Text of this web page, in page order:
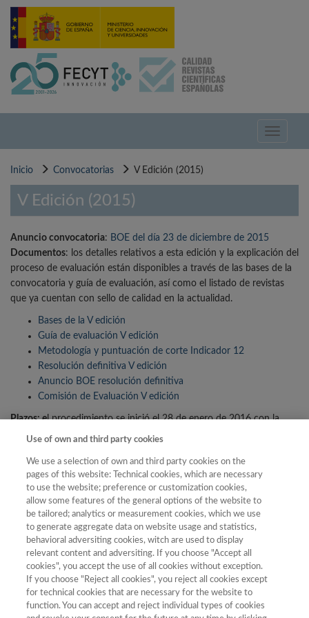
Pasar
contenido
Toggle
Inicio Convocatorias V Edición (2015)
V Edición (2015)
Anuncio convocatoria: BOE del día 23 de diciembre de 2015
Documentos: los detalles relativos a esta edición y la explicación del
proceso de evaluación están disponibles a través de las bases de la
convocatoria y guía de evaluación, así como el listado de revistas
que ya cuentan con sello de calidad en la actualidad.
Bases de la V edición
Guía de evaluación V edición
Metodología y puntuación de corte Indicador 12
Resolución definitiva V edición
Anuncio BOE resolución definitiva
Comisión de Evaluación V edición
Plazos: el procedimiento se inició el 28 de enero de 2016 con la
apertura del plazo de presentación de solicitudes conforme a las
definitiva fue el 14 de julio de 2016.
Beneficiarios: las revistas que han superado la evaluación contarán
con el reconocimiento del sello de calidad FECYT por un periodo de
tres años, además de poder disfrutar de la herramienta de gestión
editorial alojada enRECYT.
Anuncio en el BOE:23/12/2015
Nº de revistas presentadas: 354
Use of own and third party cookies
We use a selection of own and third party cookies on the
pages of this website: Technical cookies, which are necessary
to use the website; preference or customization cookies,
allow some features of the general options of the website to
be tailored; analytics or measurement cookies, which we use
to generate aggregate data on website usage and statistics,
behavioral adversiting cookies, witch are used to display
relevant content and adversiting. If you choose "Accept all
cookies", you accept the use of all cookies without exception.
If you choose "Reject all cookies", you reject all cookies except
for technical cookies that are necessary for the website to
function. You can accept and reject individual types of cookies